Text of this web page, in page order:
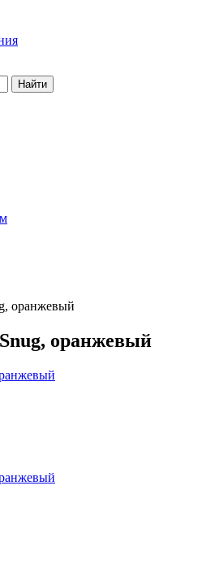
Найти
оранжевый
оранжевый